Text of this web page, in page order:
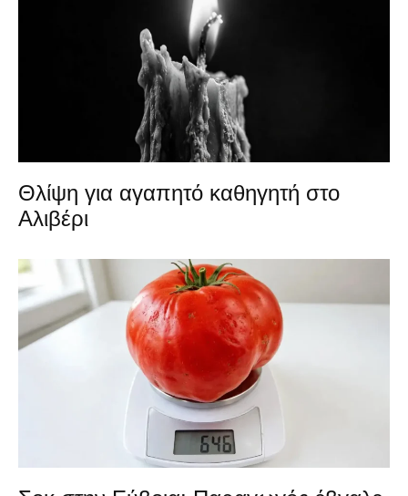
Θλίψη για αγαπητό καθηγητή στο
Αλιβέρι